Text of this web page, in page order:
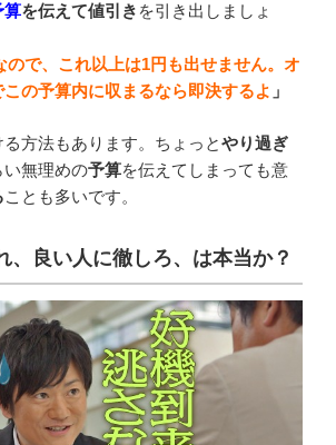
算を伝えて値引き を引き出しましょ
ので、これ以上は1円も出せません。オ
の予算内に収まるなら即決するよ 」
る方法もあります。ちょっとやり過ぎ
無理めの予算を伝えてしまっても意
ことも多いです。
、良い人に徹しろ、は本当か？